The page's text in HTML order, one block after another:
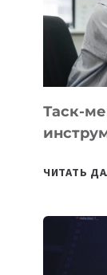
Таск-
ЧИТАТЬ